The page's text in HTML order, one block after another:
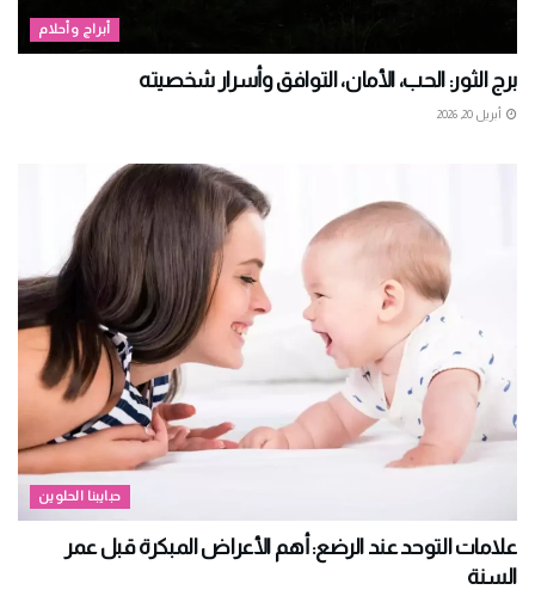
أبراج وأحلام
برج الثور: الحب، الأمان، التوافق وأسرار شخصيته
أبريل 20, 2026
حبايبنا الحلوين
علامات التوحد عند الرضع: أهم الأعراض المبكرة قبل عمر
السنة